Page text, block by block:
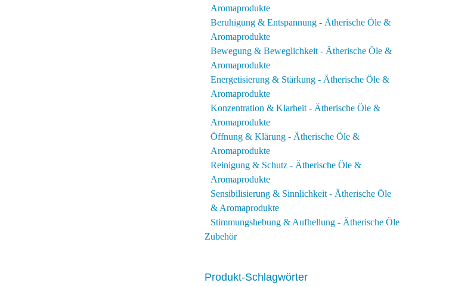
Aromaprodukte
Beruhigung & Entspannung - Ätherische Öle &
Aromaprodukte
Bewegung & Beweglichkeit - Ätherische Öle &
Aromaprodukte
Energetisierung & Stärkung - Ätherische Öle &
Aromaprodukte
Konzentration & Klarheit - Ätherische Öle &
Aromaprodukte
Öffnung & Klärung - Ätherische Öle &
Aromaprodukte
Reinigung & Schutz - Ätherische Öle &
Aromaprodukte
Sensibilisierung & Sinnlichkeit - Ätherische Öle
& Aromaprodukte
Stimmungshebung & Aufhellung - Ätherische Öle
Zubehör
Produkt-Schlagwörter